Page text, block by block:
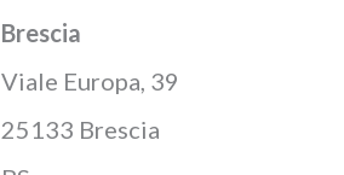
Brescia
Viale Europa, 39
25133 Brescia